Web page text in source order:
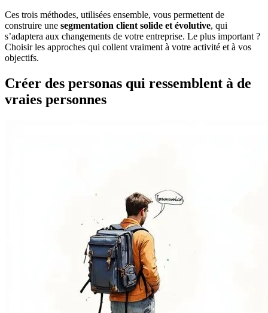
Ces trois méthodes, utilisées ensemble, vous permettent de
construire une segmentation client solide et évolutive, qui
s’adaptera aux changements de votre entreprise. Le plus important ?
Choisir les approches qui collent vraiment à votre activité et à vos
objectifs.
Créer des personas qui ressemblent à de
vraies personnes